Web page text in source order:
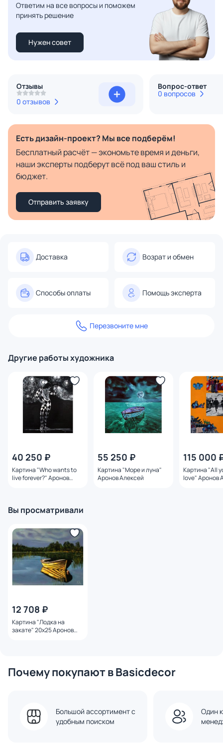
Ответим на все вопросы и поможем
принять решение
Нужен совет
Отзывы
0 отзывов
Вопрос-ответ
0 вопросов
Есть дизайн-проект? Мы все подберём!
Бесплатный расчёт — экономьте время и деньги,
наши эксперты подберут всё под ваш стиль и
бюджет.
Отправить заявку
Доставка Возрат и обмен
Способы оплаты Помощь эксперта
Перезвоните мне
Другие работы художника
40 250 ₽
Картина "Who wants to
live forever?" Аронов
55 250 ₽
Картина "Море и луна"
Аронов Алексей
115 000
Картина "All
love" Аронов
Вы просматривали
12 708 ₽
Картина "Лодка на
закате" 20х25 Аронов
Почему покупают в Basicdecor
Большой ассортимент с
удобным поиском
Один